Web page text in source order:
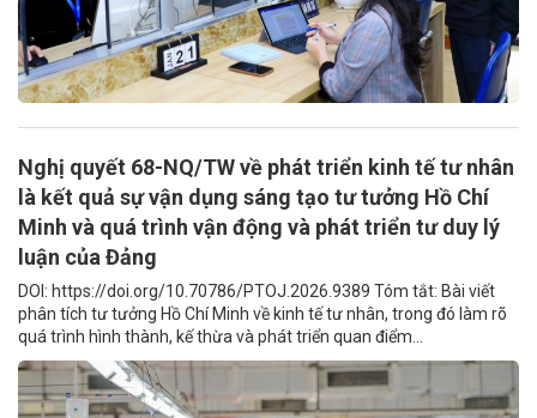
Nghị quyết 68-NQ/TW về phát triển kinh tế tư nhân
là kết quả sự vận dụng sáng tạo tư tưởng Hồ Chí
Minh và quá trình vận động và phát triển tư duy lý
luận của Đảng
DOI: https://doi.org/10.70786/PTOJ.2026.9389 Tóm tắt: Bài viết
phân tích tư tưởng Hồ Chí Minh về kinh tế tư nhân, trong đó làm rõ
quá trình hình thành, kế thừa và phát triển quan điểm...